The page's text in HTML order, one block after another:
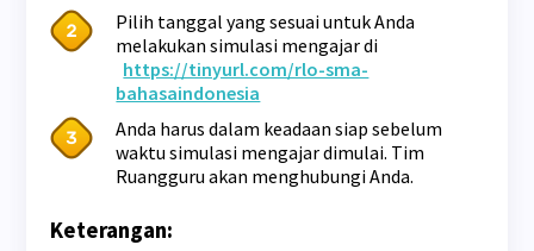
Pilih tanggal yang sesuai untuk Anda
melakukan simulasi mengajar di
https://tinyurl.com/rlo-sma-
bahasaindonesia
Anda harus dalam keadaan siap sebelum
waktu simulasi mengajar dimulai. Tim
Ruangguru akan menghubungi Anda.
Keterangan: